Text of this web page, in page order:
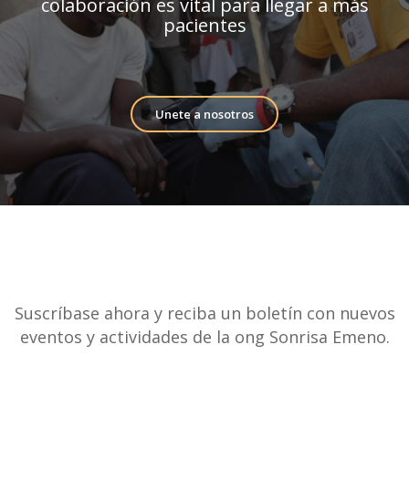
colaboración es vital para llegar a más
pacientes
Unete a nosotros
Suscríbase ahora y reciba un boletín con nuevos
eventos y actividades de la ong Sonrisa Emeno.